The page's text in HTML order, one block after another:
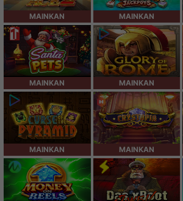
MAINKAN MAINKAN
MAINKAN MAINKAN
MAINKAN MAINKAN